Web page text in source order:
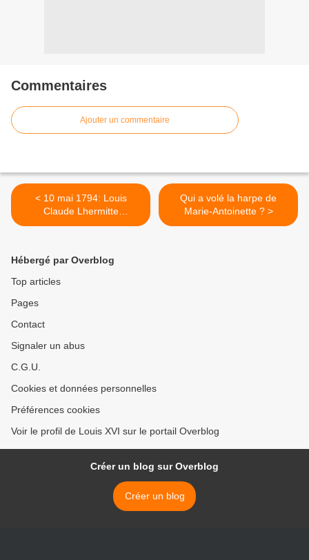
Commentaires
Ajouter un commentaire
< 10 mai 1794: Louis
Claude Lhermitte
Chambertrand
Qui a volé la harpe de
Marie-Antoinette ? >
Hébergé par Overblog
Top articles
Pages
Contact
Signaler un abus
C.G.U.
Cookies et données personnelles
Préférences cookies
Voir le profil de Louis XVI sur le portail Overblog
Créer un blog sur Overblog
Créer un blog